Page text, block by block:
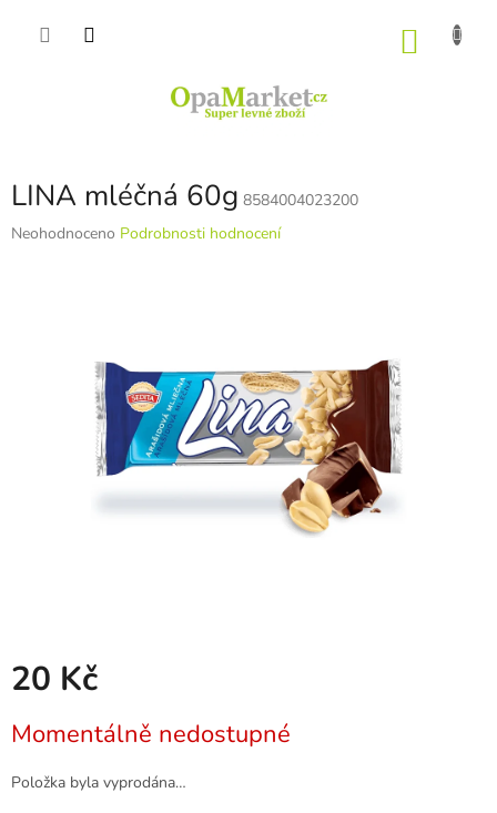
LINA mléčná 60g 8584004023200
Průměrné
Neohodnoceno Podrobnosti hodnocení
20 Kč
cena:
Momentálně nedostupné
Položka byla vyprodána…